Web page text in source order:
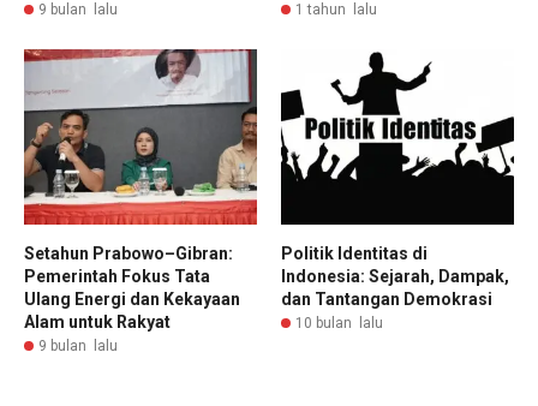
9 bulan lalu 1 tahun lalu
Setahun Prabowo–Gibran:
Pemerintah Fokus Tata
Ulang Energi dan Kekayaan
Alam untuk Rakyat
9 bulan lalu
Politik Identitas di
Indonesia: Sejarah, Dampak,
dan Tantangan Demokrasi
10 bulan lalu